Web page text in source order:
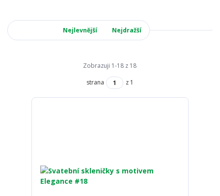
Nejlevnější Nejdražší
Zobrazuji 1-18 z 18
strana z 1